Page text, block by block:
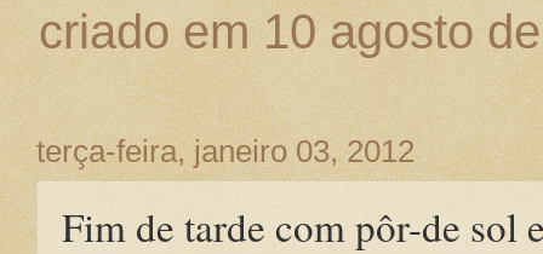
criado em 10 agosto
terça-feira, janeiro 03, 2012
Fim de tarde com pôr-de sol